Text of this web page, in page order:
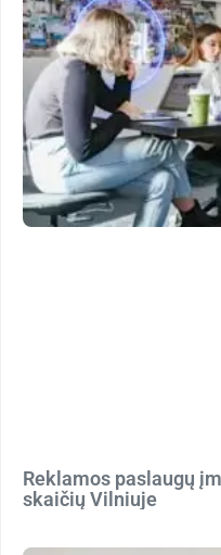
Reklamos paslaugų
skaičių Vilniuje